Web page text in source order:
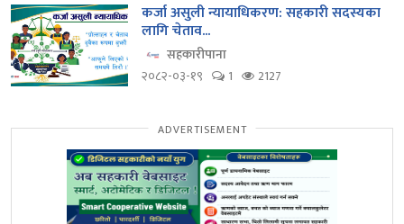
कर्जा असुली न्यायाधिकरण: सहकारी सदस्यका
लागि चेताव...
सहकारीपाना
२०८२-०३-१९
1 2127
ADVERTISEMENT